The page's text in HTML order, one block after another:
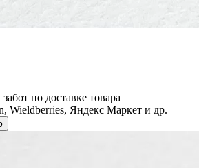
по доставке товара
Wieldberries, Яндекс Маркет и др.